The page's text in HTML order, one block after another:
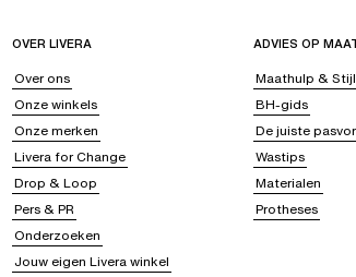
OVER LIVERA
Over ons
Onze winkels
Onze merken
Livera for Change
Drop & Loop
Pers & PR
Onderzoeken
Jouw eigen Livera winkel
ADVIES OP
Maathulp &
BH-gids
De juiste
Wastips
Materialen
Protheses